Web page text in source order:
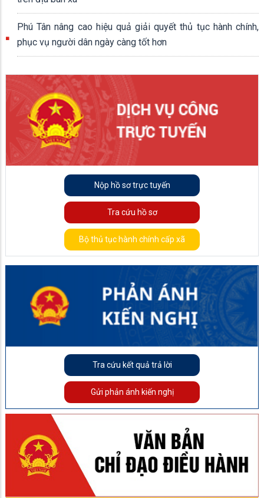
Phú Tân nâng cao hiệu quả giải quyết thủ tục hành chính,
phục vụ người dân ngày càng tốt hơn
Nộp hồ sơ trực tuyến
Tra cứu hồ sơ
Bộ thủ tục hành chính cấp xã
Tra cứu kết quả trả lời
Gửi phản ánh kiến nghị